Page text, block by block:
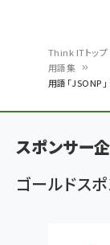
ン
く
ず
Think ITトップ
用語集
用語「JSONP
スポンサー
ゴールドス